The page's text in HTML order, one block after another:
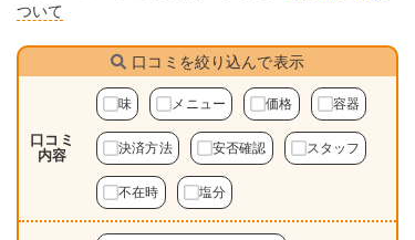
ついて
口コミを絞り込んで表示
口コミ
内容
味 メニュー 価格 容器
決済方法 安否確認 スタッフ
不在時 塩分